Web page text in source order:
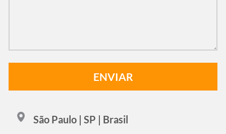
São Paulo | SP | Brasil